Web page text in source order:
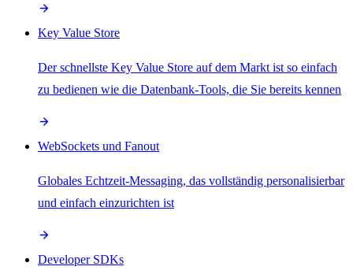
Key Value Store
Der schnellste Key Value Store auf dem Markt ist so einfach
zu bedienen wie die Datenbank-Tools, die Sie bereits kennen
WebSockets und Fanout
Globales Echtzeit-Messaging, das vollständig personalisierbar
und einfach einzurichten ist
Developer SDKs